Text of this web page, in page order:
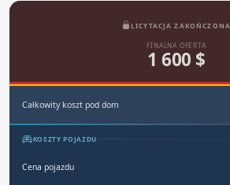
LICYTACJA ZAKOŃCZONA
FINALNA OFERTA
1 600 $
Całkowity koszt pod dom
KOSZTY POJAZDU
Cena pojazdu